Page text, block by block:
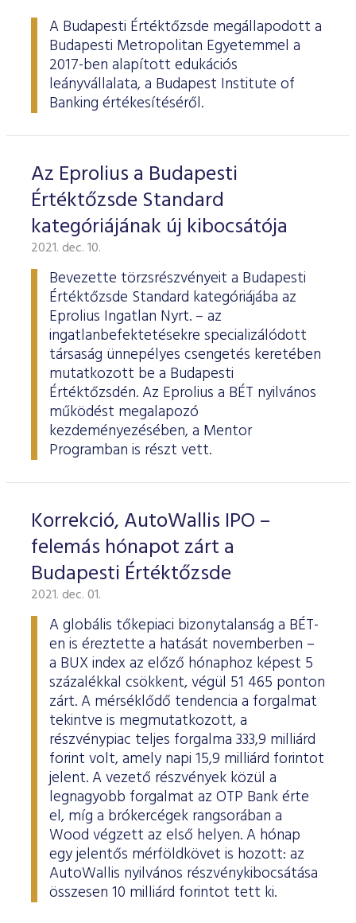
ESG Útmutató
A Budapesti Értéktőzsde megállapodott a
Budapesti Metropolitan Egyetemmel a
2017-ben alapított edukációs
leányvállalata, a Budapest Institute of
Banking értékesítéséről.
Az Eprolius a Budapesti
Értéktőzsde Standard
kategóriájának új kibocsátója
2021. dec. 10.
Bevezette törzsrészvényeit a Budapesti
Értéktőzsde Standard kategóriájába az
Eprolius Ingatlan Nyrt. – az
ingatlanbefektetésekre specializálódott
társaság ünnepélyes csengetés keretében
mutatkozott be a Budapesti
Értéktőzsdén. Az Eprolius a BÉT nyilvános
működést megalapozó
kezdeményezésében, a Mentor
Programban is részt vett.
Korrekció, AutoWallis IPO –
felemás hónapot zárt a
Budapesti Értéktőzsde
2021. dec. 01.
A globális tőkepiaci bizonytalanság a BÉT-
en is éreztette a hatását novemberben –
a BUX index az előző hónaphoz képest 5
százalékkal csökkent, végül 51 465 ponton
zárt. A mérséklődő tendencia a forgalmat
tekintve is megmutatkozott, a
részvénypiac teljes forgalma 333,9 milliárd
forint volt, amely napi 15,9 milliárd forintot
jelent. A vezető részvények közül a
legnagyobb forgalmat az OTP Bank érte
el, míg a brókercégek rangsorában a
Wood végzett az első helyen. A hónap
egy jelentős mérföldkövet is hozott: az
AutoWallis nyilvános részvénykibocsátása
összesen 10 milliárd forintot tett ki.